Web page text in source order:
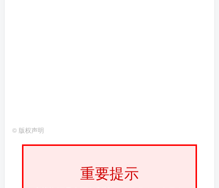
© 版权声明
重要提示